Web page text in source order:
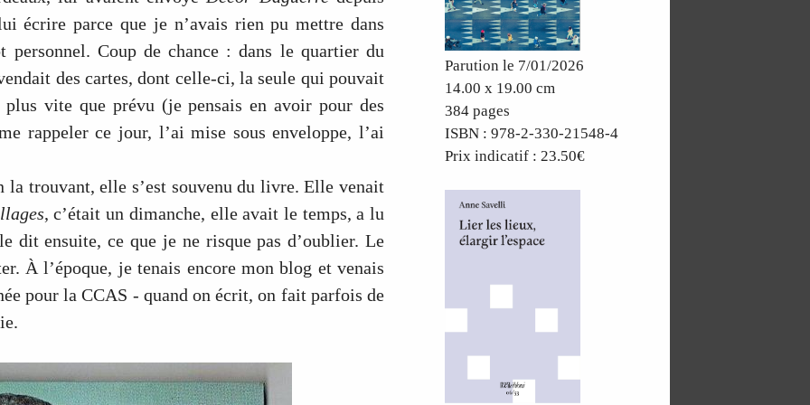
écrire parce que je n’avais rien pu mettre dans
personnel. Coup de chance : dans le quartier du
des cartes, dont celle-ci, la seule qui pouvait
plus vite que prévu (je pensais en avoir pour des
rappeler ce jour, l’ai mise sous enveloppe, l’ai
trouvant, elle s’est souvenu du livre. Elle venait
, c’était un dimanche, elle avait le temps, a lu
dit ensuite, ce que je ne risque pas d’oublier. Le
À l’époque, je tenais encore mon blog et venais
pour la CCAS - quand on écrit, on fait parfois de
Parution le 7/01/2026
14.00 x 19.00 cm
384 pages
ISBN : 978-2-330-21548-4
Prix indicatif : 23.50€